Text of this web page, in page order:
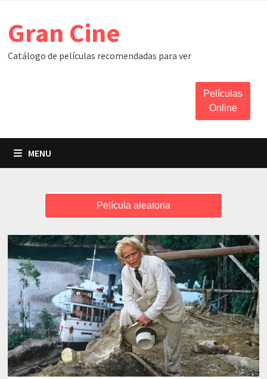
content
Gran Cine
Catálogo de películas recomendadas para ver
Películas
Online
MENU
Película aleatoria